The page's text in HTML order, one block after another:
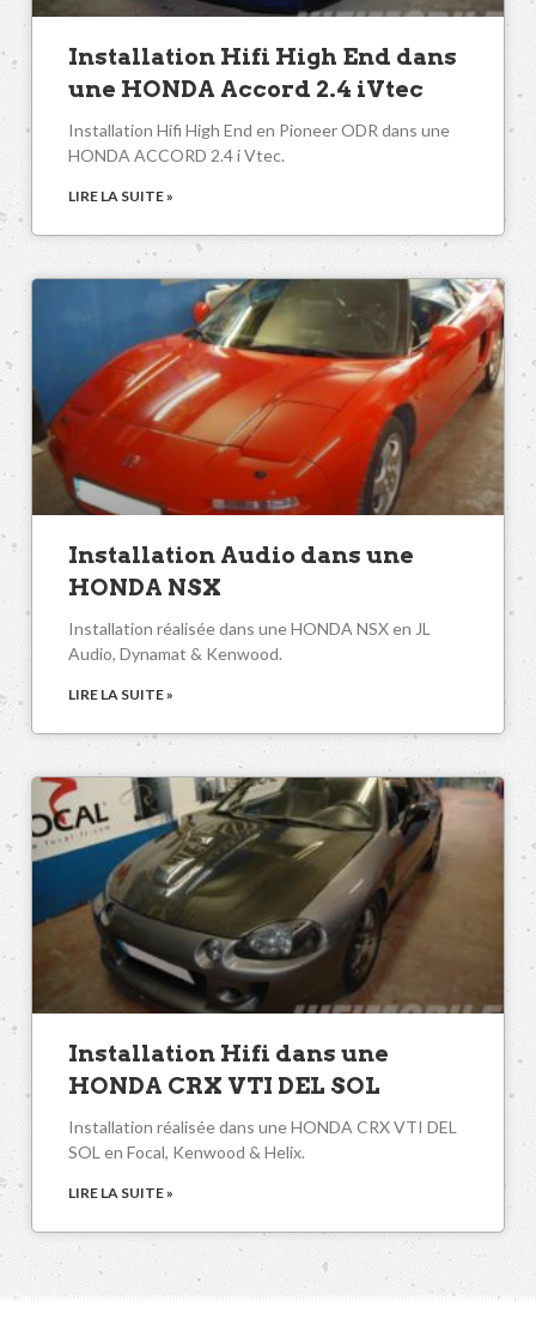
Installation Hifi High End dans
une HONDA Accord 2.4 iVtec
Installation Hifi High End en Pioneer ODR dans une
HONDA ACCORD 2.4 i Vtec.
LIRE LA SUITE »
Installation Audio dans une
HONDA NSX
Installation réalisée dans une HONDA NSX en JL
Audio, Dynamat & Kenwood.
LIRE LA SUITE »
Installation Hifi dans une
HONDA CRX VTI DEL SOL
Installation réalisée dans une HONDA CRX VTI DEL
SOL en Focal, Kenwood & Helix.
LIRE LA SUITE »